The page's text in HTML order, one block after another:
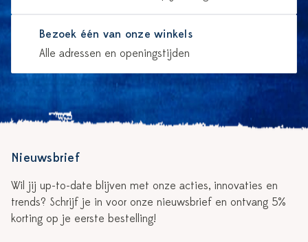
Bezoek één van onze winkels
Alle adressen en openingstijden
Nieuwsbrief
Wil jij up-to-date blijven met onze acties, innovaties en
trends? Schrijf je in voor onze nieuwsbrief en ontvang 5%
korting op je eerste bestelling!